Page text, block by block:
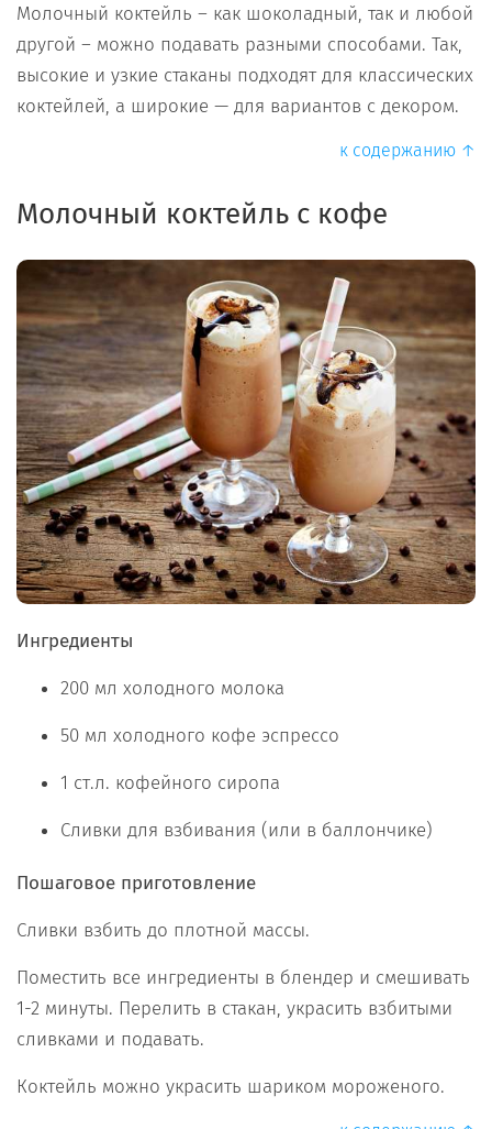
Молочный коктейль – как шоколадный, так и любой
другой – можно подавать разными способами. Так,
высокие и узкие стаканы подходят для классических
коктейлей, а широкие — для вариантов с декором.
к содержанию ↑
Молочный коктейль с кофе
Ингредиенты
200 мл холодного молока
50 мл холодного кофе эспрессо
1 ст.л. кофейного сиропа
Сливки для взбивания (или в баллончике)
Пошаговое приготовление
Сливки взбить до плотной массы.
Поместить все ингредиенты в блендер и смешивать
1-2 минуты. Перелить в стакан, украсить взбитыми
сливками и подавать.
Коктейль можно украсить шариком мороженого.